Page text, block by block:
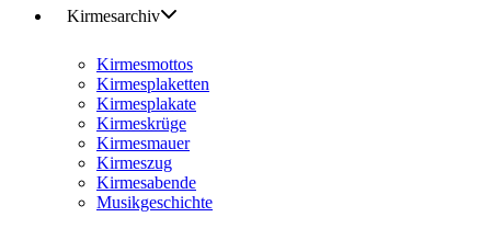
Kirmesarchiv
Kirmesmottos
Kirmesplaketten
Kirmesplakate
Kirmeskrüge
Kirmesmauer
Kirmeszug
Kirmesabende
Musikgeschichte